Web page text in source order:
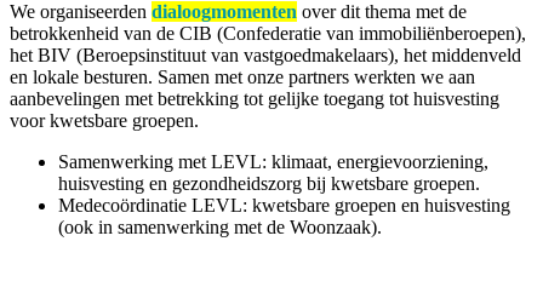
We organiseerden dialoogmomenten over dit thema met de
betrokkenheid van de CIB (Confederatie van immobiliënberoepen),
het BIV (Beroepsinstituut van vastgoedmakelaars), het middenveld
en lokale besturen. Samen met onze partners werkten we aan
aanbevelingen met betrekking tot gelijke toegang tot huisvesting
voor kwetsbare groepen.
Samenwerking met LEVL: klimaat, energievoorziening,
huisvesting en gezondheidszorg bij kwetsbare groepen.
Medecoördinatie LEVL: kwetsbare groepen en huisvesting
(ook in samenwerking met de Woonzaak).